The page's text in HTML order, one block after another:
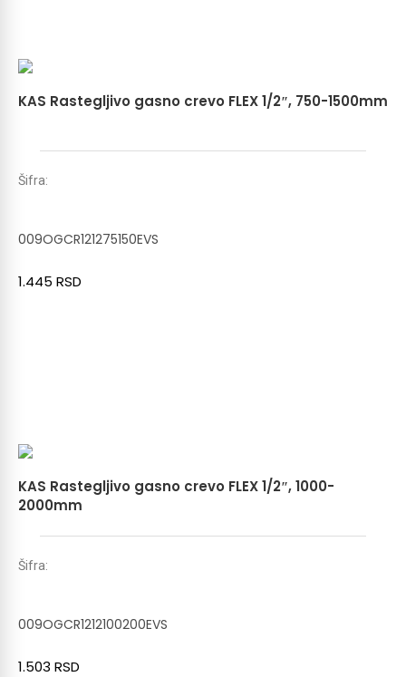
KAS Rastegljivo gasno crevo FLEX 1/2″, 750-1500mm
Šifra:
009OGCR121275150EVS
1.445 RSD
KAS Rastegljivo gasno crevo FLEX 1/2″, 1000-
2000mm
Šifra:
009OGCR1212100200EVS
1.503 RSD